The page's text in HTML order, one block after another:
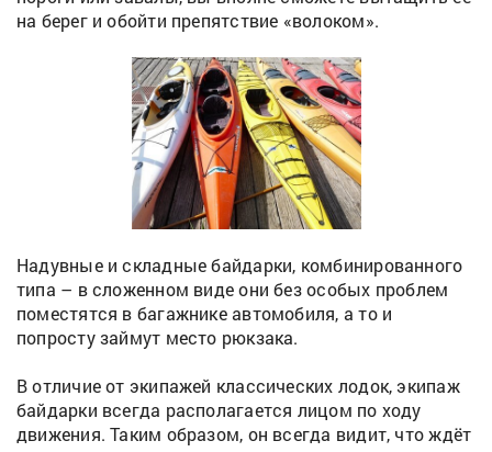
на берег и обойти препятствие «волоком».
Надувные и складные байдарки, комбинированного
типа – в сложенном виде они без особых проблем
поместятся в багажнике автомобиля, а то и
попросту займут место рюкзака.
В отличие от экипажей классических лодок, экипаж
байдарки всегда располагается лицом по ходу
движения. Таким образом, он всегда видит, что ждёт